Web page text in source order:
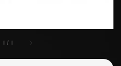
1 / 1